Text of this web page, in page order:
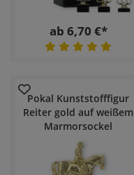
ab 6,70 €*
Pokal Kunststofffigur
Reiter gold auf weißem
Marmorsockel